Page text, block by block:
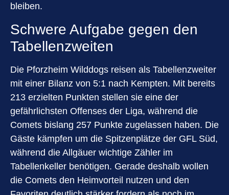
bleiben.
Schwere Aufgabe gegen den
Tabellenzweiten
Die Pforzheim Wilddogs reisen als Tabellenzweiter
mit einer Bilanz von 5:1 nach Kempten. Mit bereits
213 erzielten Punkten stellen sie eine der
gefährlichsten Offenses der Liga, während die
Comets bislang 257 Punkte zugelassen haben. Die
Gäste kämpfen um die Spitzenplätze der GFL Süd,
während die Allgäuer wichtige Zähler im
Tabellenkeller benötigen. Gerade deshalb wollen
die Comets den Heimvorteil nutzen und den